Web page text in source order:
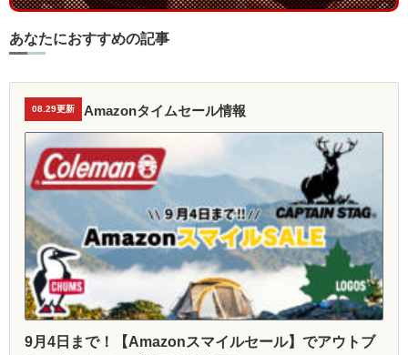
あなたにおすすめの記事
08.29更新 Amazonタイムセール情報
9月4日まで！【Amazonスマイルセール】でアウトブ